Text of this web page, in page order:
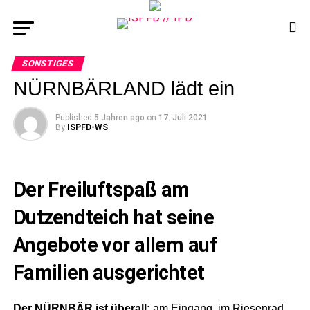
SONSTIGES
NÜRNBÄRLAND lädt ein
Published 5 Jahren ago on 17. Juli 2021
By ISPFD-WS
Der Freiluftspaß am
Dutzendteich hat seine
Angebote vor allem auf
Familien ausgerichtet